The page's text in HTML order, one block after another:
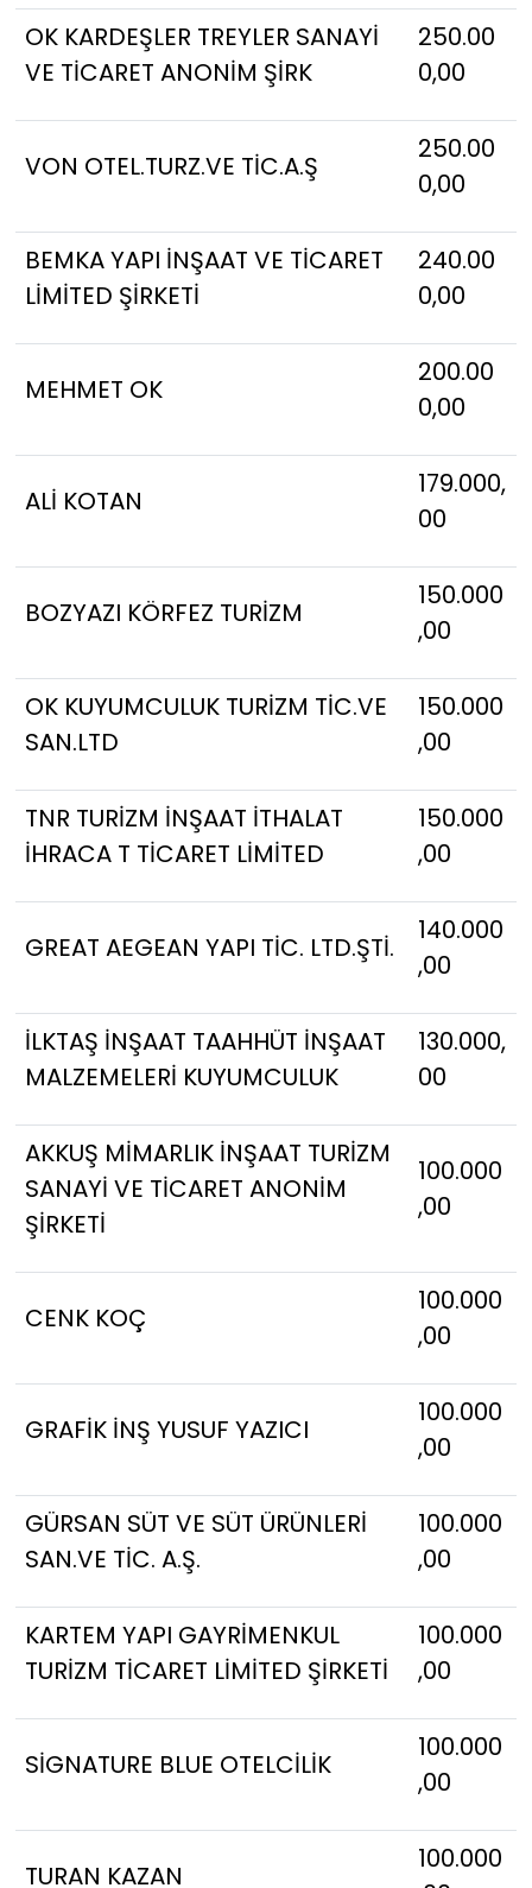
OK KARDEŞLER TREYLER SANAYİ
VE TİCARET ANONİM ŞİRK
250.00
0,00
VON OTEL.TURZ.VE TİC.A.Ş
250.00
0,00
BEMKA YAPI İNŞAAT VE TİCARET
LİMİTED ŞİRKETİ
240.00
0,00
MEHMET OK
200.00
0,00
ALİ KOTAN
179.000,
00
BOZYAZI KÖRFEZ TURİZM
150.000
,00
OK KUYUMCULUK TURİZM TİC.VE
SAN.LTD
150.000
,00
TNR TURİZM İNŞAAT İTHALAT
İHRACA T TİCARET LİMİTED
150.000
,00
GREAT AEGEAN YAPI TİC. LTD.ŞTİ.
140.000
,00
İLKTAŞ İNŞAAT TAAHHÜT İNŞAAT
MALZEMELERİ KUYUMCULUK
130.000,
00
AKKUŞ MİMARLIK İNŞAAT TURİZM
SANAYİ VE TİCARET ANONİM
ŞİRKETİ
100.000
,00
CENK KOÇ
100.000
,00
GRAFİK İNŞ YUSUF YAZICI
100.000
,00
GÜRSAN SÜT VE SÜT ÜRÜNLERİ
SAN.VE TİC. A.Ş.
100.000
,00
KARTEM YAPI GAYRİMENKUL
TURİZM TİCARET LİMİTED ŞİRKETİ
100.000
,00
SİGNATURE BLUE OTELCİLİK
100.000
,00
TURAN KAZAN
100.000